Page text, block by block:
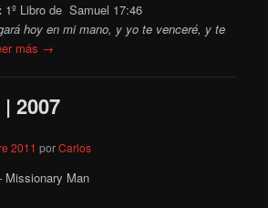
1º Libro de Samuel 17:46
hoy en mi mano, y yo te venceré, y te
más →
2007
2011 porCarlos
Missionary Man